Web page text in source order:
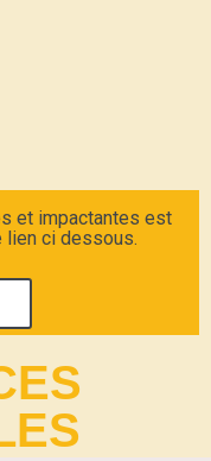
et impactantes est
ci dessous.